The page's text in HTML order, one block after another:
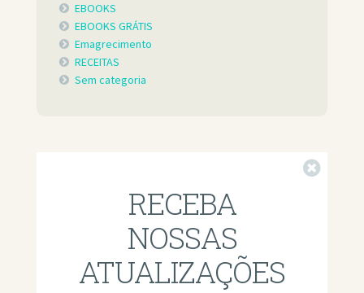
EBOOKS
EBOOKS GRÁTIS
Emagrecimento
RECEITAS
Sem categoria
RECEBA
NOSSAS
ATUALIZAÇÕES